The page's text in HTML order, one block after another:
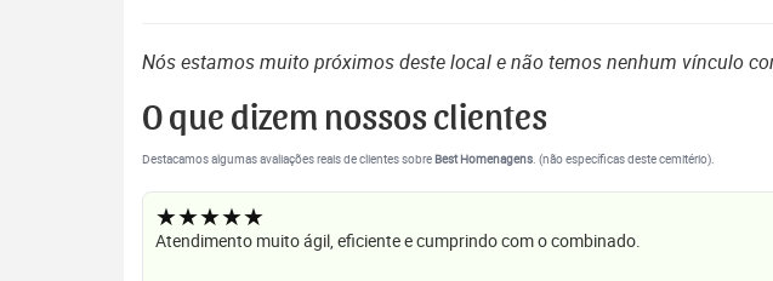
Nós estamos muito próximos deste local e não temos nenhum vínculo
O que dizem nossos clientes
Destacamos algumas avaliações reais de clientes sobreBest Homenagens. (não específicas deste cemitério).
★★★★★
Atendimento muito ágil, eficiente e cumprindo com o combinado.